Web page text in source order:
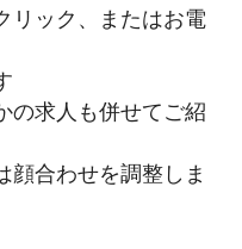
リック、またはお電
の求人も併せてご紹
合わせを調整しま